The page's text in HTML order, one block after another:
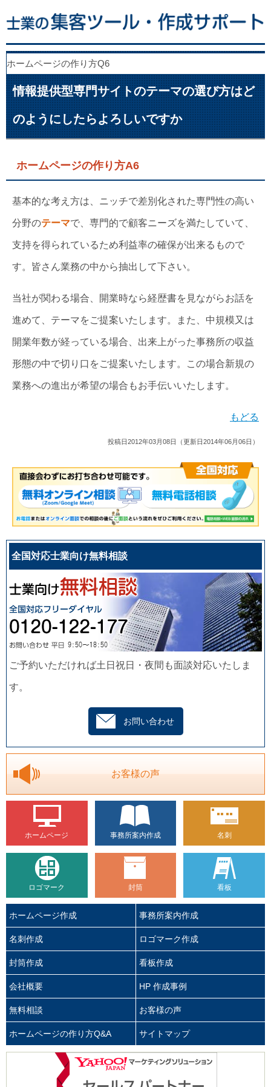
ホームページの作り方Q6
情報提供型専門サイトのテーマの選び方はど
のようにしたらよろしいですか
ホームページの作り方A6
基本的な考え方は、ニッチで差別化された専門性の高い
分野のテーマで、専門的で顧客ニーズを満たしていて、
支持を得られているため利益率の確保が出来るもので
す。皆さん業務の中から抽出して下さい。
当社が関わる場合、開業時なら経歴書を見ながらお話を
進めて、テーマをご提案いたします。また、中規模又は
開業年数が経っている場合、出来上がった事務所の収益
形態の中で切り口をご提案いたします。この場合新規の
業務への進出が希望の場合もお手伝いいたします。
もどる
投稿日2012年03月08日（更新日2014年06月06日）
全国対応士業向け無料相談
ご予約いただければ土日祝日・夜間も面談対応いたしま
す。
お問い合わせ
お客様の声
ホームページ 事務所案内作成 名刺
ロゴマーク 封筒 看板
ホームページ作成 事務所案内作成
名刺作成 ロゴマーク作成
封筒作成 看板作成
会社概要 HP 作成事例
無料相談 お客様の声
ホームページの作り方Q&A サイトマップ